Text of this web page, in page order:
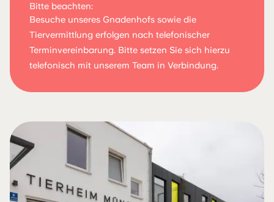
Bitte beachten:
Besuche unseres Gnadenhofs sowie die
Tiervermittlung erfolgen nach telefonischer
Terminvereinbarung. Bitte setzen Sie sich hierzu
telefonisch mit unserem Team in Verbindung.